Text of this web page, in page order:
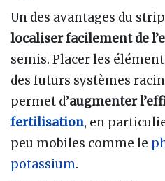
Un des avantages du
localiser facilement de
semis. Placer les
des futurs systèmes
permet d’augmenter
fertilisation, en
peu mobiles comme le
potassium.